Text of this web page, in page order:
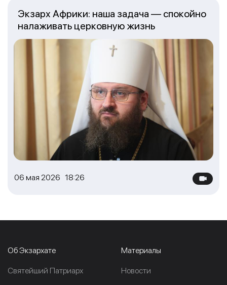
06 мая 2026 18:26
Экзарх Африки: наша задача — спокойно
налаживать церковную жизнь
Об Экзархате
Cвятейший Патриарх
Материалы
Новости